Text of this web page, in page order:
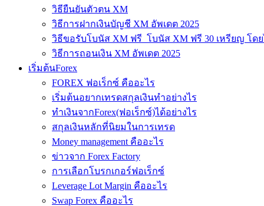
วิธียืนยันตัวตน XM
วิธีการฝากเงินบัญชี XM อัพเดต 2025
วิธีขอรับโบนัส XM ฟรี โบนัส XM ฟรี 30 เหรียญ โดย
วิธีการถอนเงิน XM อัพเดต 2025
เริ่มต้นForex
FOREX ฟอเร็กซ์ คืออะไร
เริ่มต้นอยากเทรดสกุลเงินทำอย่างไร
ทำเงินจากForex(ฟอเร็กซ์)ได้อย่างไร
สกุลเงินหลักที่นิยมในการเทรด
Money management คืออะไร
ข่าวจาก Forex Factory
การเลือกโบรกเกอร์ฟอเร็กซ์
Leverage Lot Margin คืออะไร
Swap Forex คืออะไร